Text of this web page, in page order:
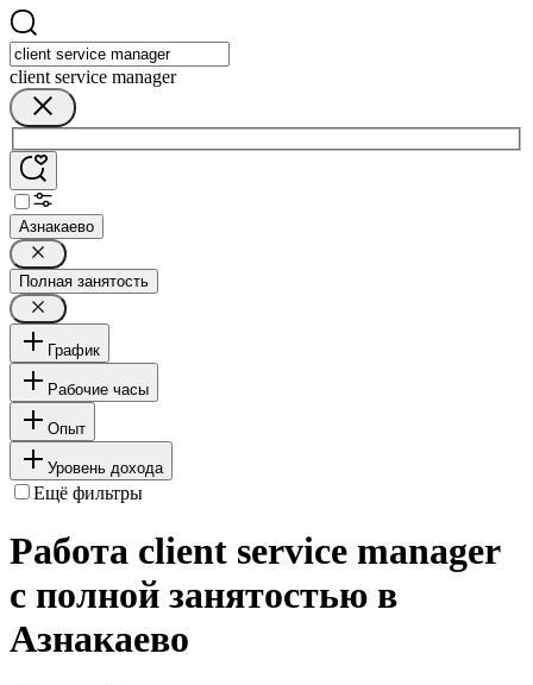
client service manager
Азнакаево
Полная занятость
График
Рабочие часы
Опыт
Уровень дохода
Ещё фильтры
Работа client service manager
с полной занятостью в
Азнакаево